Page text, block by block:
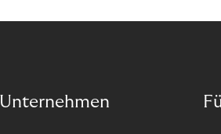
Unternehmen